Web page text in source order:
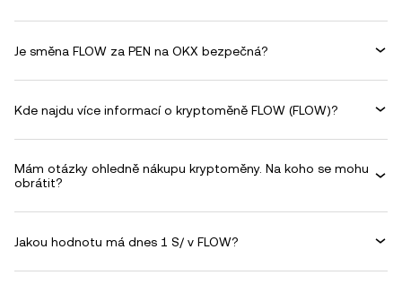
Je směna FLOW za PEN na OKX bezpečná?
Kde najdu více informací o kryptoměně FLOW (FLOW)?
Mám otázky ohledně nákupu kryptoměny. Na koho se mohu
obrátit?
Jakou hodnotu má dnes 1 S/ v FLOW?